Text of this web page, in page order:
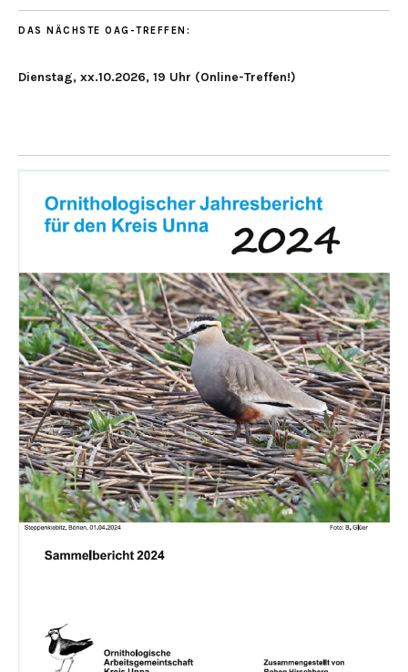
DAS NÄCHSTE OAG-TREFFEN:
Dienstag, xx.10.2026, 19 Uhr (Online-Treffen!)